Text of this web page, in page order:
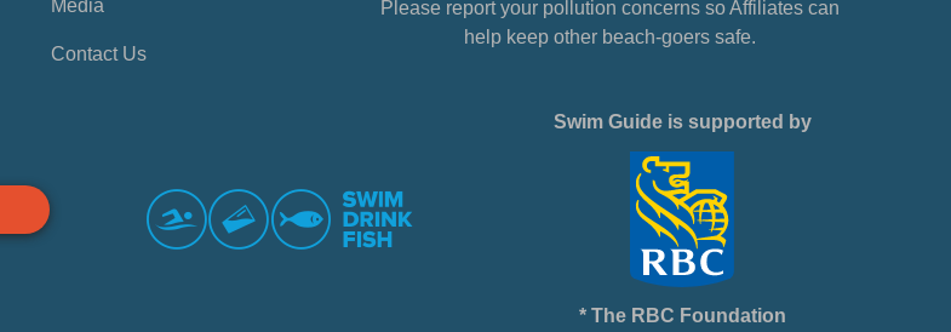
Media
Contact Us
Please report your pollution concerns so Affiliates can
help keep other beach-goers safe.
Swim Guide is supported by
* The RBC Foundation